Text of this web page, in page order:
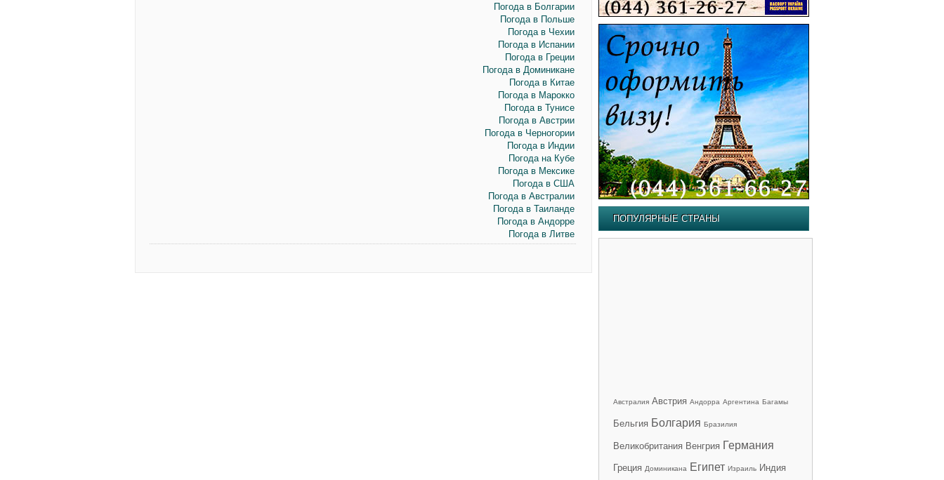
Погода в Болгарии
Погода в Польше
Погода в Чехии
Погода в Испании
Погода в Греции
Погода в Доминикане
Погода в Китае
Погода в Марокко
Погода в Тунисе
Погода в Австрии
Погода в Черногории
Погода в Индии
Погода на Кубе
Погода в Мексике
Погода в США
Погода в Австралии
Погода в Таиланде
Погода в Андорре
Погода в Литве
ПОПУЛЯРНЫЕ СТРАНЫ
Австралия Австрия Андорра Аргентина Багамы
Бельгия Болгария Бразилия
Великобритания Венгрия Германия
Греция Доминикана Египет Израиль Индия